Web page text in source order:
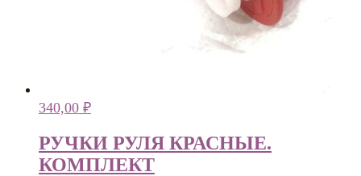
340,00 ₽
РУЧКИ РУЛЯ КРАСНЫЕ.
КОМПЛЕКТ